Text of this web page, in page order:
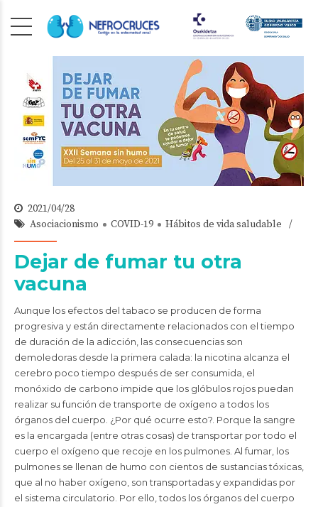
2021/04/28
Asociacionismo
COVID-19 Hábitos de vida saludable
Dejar de fumar tu otra
vacuna
Aunque los efectos del tabaco se producen de forma
progresiva y están directamente relacionados con el tiempo
de duración de la adicción, las consecuencias son
demoledoras desde la primera calada: la nicotina alcanza el
cerebro poco tiempo después de ser consumida, el
monóxido de carbono impide que los glóbulos rojos puedan
realizar su función de transporte de oxígeno a todos los
órganos del cuerpo. ¿Por qué ocurre esto?. Porque la sangre
es la encargada (entre otras cosas) de transportar por todo el
cuerpo el oxígeno que recoje en los pulmones. Al fumar, los
pulmones se llenan de humo con cientos de sustancias tóxicas,
que al no haber oxígeno, son transportadas y expandidas por
el sistema circulatorio. Por ello, todos los órganos del cuerpo